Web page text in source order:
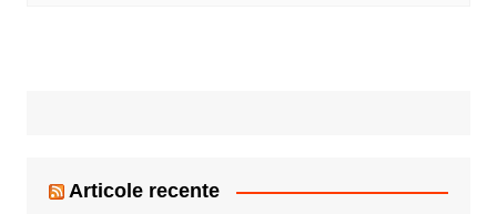
Articole recente